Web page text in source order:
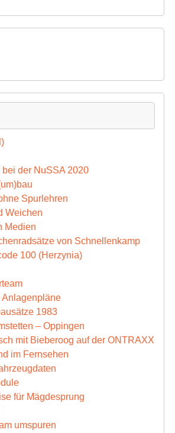
der NuSSA 2020
Spurlehren
Weichen
Medien
von Schnellenkamp
100 (Herzynia)
1983
– Oppingen
mit Bieberoog auf der ONTRAXX
im Fernsehen
für Mägdesprung
umspuren